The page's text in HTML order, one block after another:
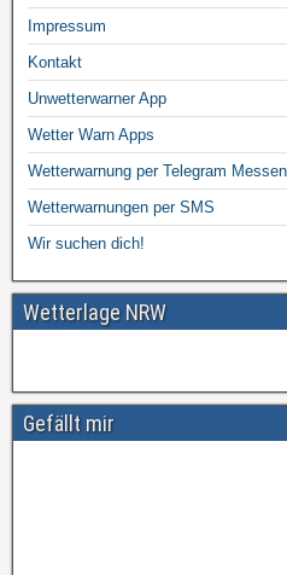
Impressum
Kontakt
Unwetterwarner App
Wetter Warn Apps
Wetterwarnung per Telegram
Wetterwarnungen per SMS
Wir suchen dich!
Wetterlage NRW
Gefällt mir